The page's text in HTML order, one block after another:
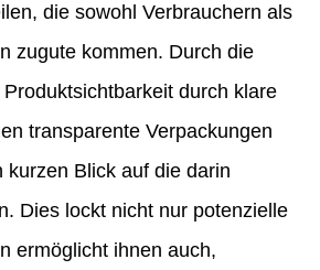
die sowohl Verbrauchern als
zugute kommen. Durch die
durch klare
transparente Verpackungen
kurzen Blick auf die darin
Dies lockt nicht nur potenzielle
ermöglicht ihnen auch,